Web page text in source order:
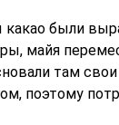
какао были
майя
там свои
поэтому